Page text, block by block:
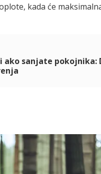
kada će
ako sanjate